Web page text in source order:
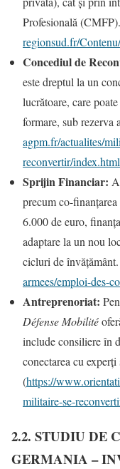
Profesională
regionsud.fr/
Concediul de
este dreptul la un
lucrătoare, care
formare, sub
agpm.fr/actualites/
reconvertir/index.html
Sprijin Financiar:
precum co-
6.000 de euro,
adaptare la un nou
cicluri de
armees/emploi-des-
Antreprenoriat:
Défense Mobilité
include consiliere în
conectarea cu
(https://
militaire-se-
2.2. STUDIU DE
GERMANIA –